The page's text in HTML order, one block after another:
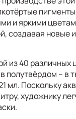
и яркими
создавая новые и
из 40 различных
полутвёрдом – в
мл. Поскольку
художнику